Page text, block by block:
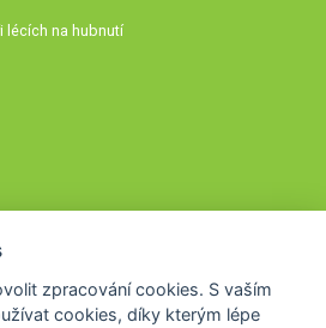
lécích na hubnutí
zpracování cookies. S vaším
cookies, díky kterým lépe